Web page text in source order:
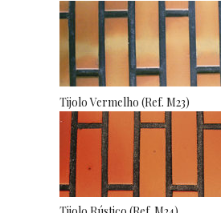
Tijolo Vermelho (Ref. M23)